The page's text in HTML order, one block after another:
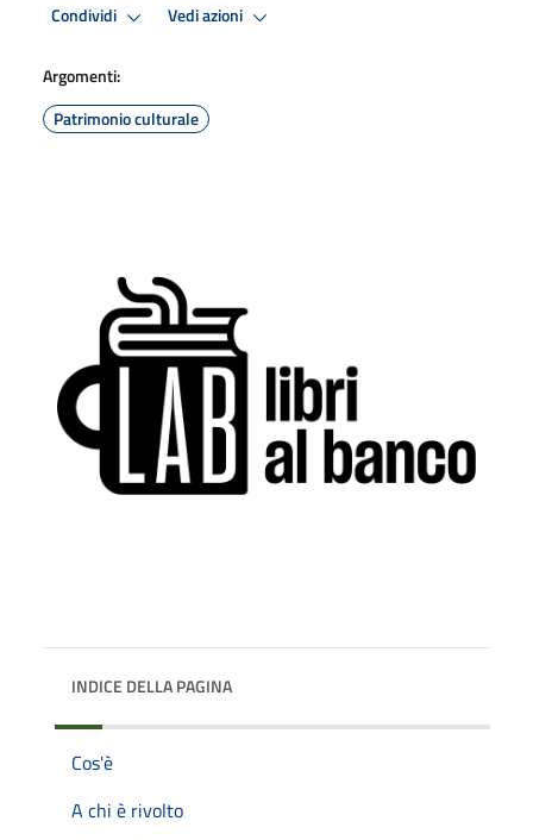
Condividi Vedi azioni
Argomenti:
Patrimonio culturale
INDICE DELLA PAGINA
Cos'è
A chi è rivolto